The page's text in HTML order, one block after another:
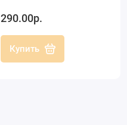
25 мл
290.00р.
Купить